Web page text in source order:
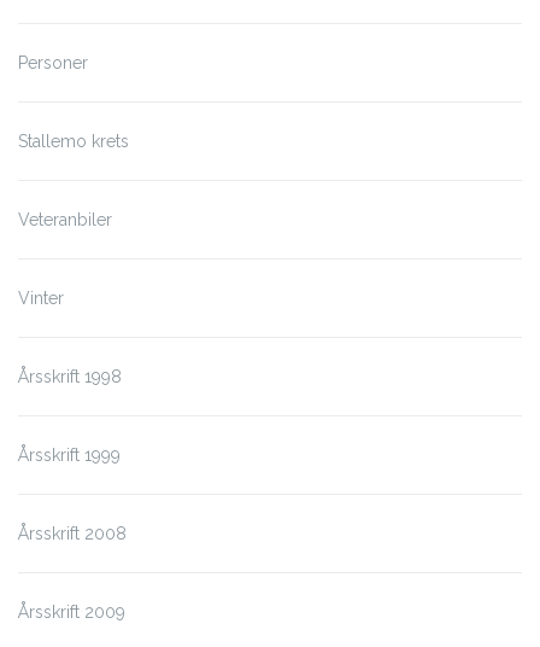
Personer
Stallemo krets
Veteranbiler
Vinter
Årsskrift 1998
Årsskrift 1999
Årsskrift 2008
Årsskrift 2009